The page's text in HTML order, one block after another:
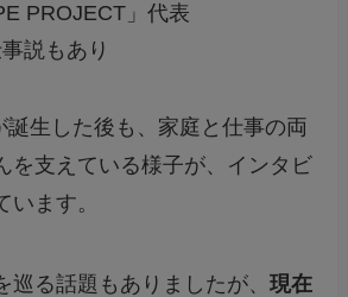
PROJECT」代表
説もあり
誕生した後も、家庭と仕事の両
を支えている様子が、インタビ
います。
巡る話題もありましたが、現在